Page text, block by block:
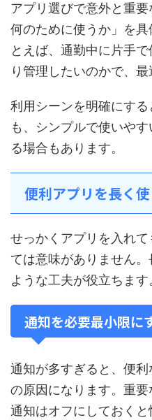
アプリ選びで意外と重要
何のために使うか」を
とえば、通勤中に片手
り管理したいのかで、
利用シーンを明確にす
も、シンプルで使いや
る場合もあります。
便利アプリを長く
せっかくアプリを入れ
ては意味がありません
ような工夫が役立ちます
通知を必要最小限に
通知が多すぎると、便
の原因になります。重
通知はオフにしておくと